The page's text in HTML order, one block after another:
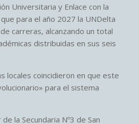
Universitaria y Enlace con la
para el año 2027 la UNDelta
carreras, alcanzando un total
distribuidas en sus seis
locales coincidieron en que este
para el sistema
la Secundaria Nº3 de San